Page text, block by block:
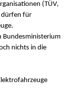
(TÜV,
dürfen für
Bundesministerium
nichts in die